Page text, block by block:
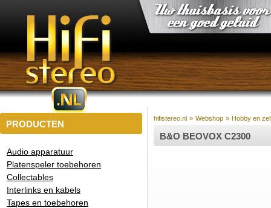
PRODUCTEN
Audio apparatuur
Platenspeler toebehoren
Collectables
Interlinks en kabels
Tapes en toebehoren
hifistereo.nl » Webshop » Hobby en
B&O BEOVOX C2300